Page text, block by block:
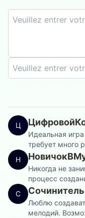
Ц
Идеальная
требует много
Н
Никогда не
процесс
С
Люблю
мелодий.